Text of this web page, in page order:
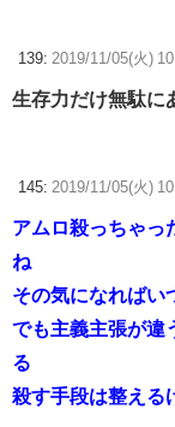
139: 2019/11/05(火)
生存力だけ無駄に
145: 2019/11/05(火)
アムロ殺っちゃっ
ね
その気になればい
でも主義主張が違
る
殺す手段は整える